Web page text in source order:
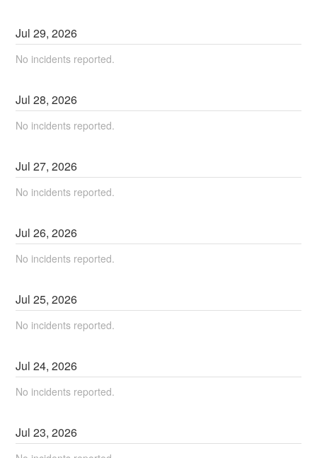
Jul29,2026
No incidents reported.
Jul28,2026
No incidents reported.
Jul27,2026
No incidents reported.
Jul26,2026
No incidents reported.
Jul25,2026
No incidents reported.
Jul24,2026
No incidents reported.
Jul23,2026